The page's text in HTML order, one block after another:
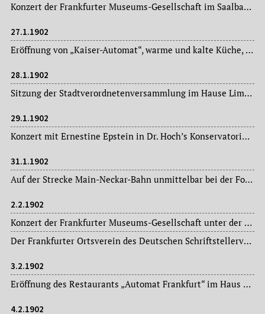
Konzert der Frankfurter Museums-Gesellschaft im Saalbau unter der Leitung des Kapellmeisters Gustav Kogel.
27.1.1902
Eröffnung von „Kaiser-Automat“, warme und kalte Küche, Kaiserstraße 69/Ecke Moselstraße.
28.1.1902
Sitzung der Stadtverordnetenversammlung im Hause Limpurg: Magistratsvorlagen, Ausschussberichte.
29.1.1902
Konzert mit Ernestine Epstein in Dr. Hoch’s Konservatorium.
31.1.1902
Auf der Strecke Main-Neckar-Bahn unmittelbar bei der Forsthausstraße werden zwei Rottenarbeiter von einem Personenzug erfasst und dabei tödlich verletzt.
2.2.1902
Konzert der Frankfurter Museums-Gesellschaft unter der Leitung des Kapellmeisters Gustav Kogel.
Der Frankfurter Ortsverein des Deutschen Schriftstellerverbandes gedenkt im Saal der Restauration Wolf im Rahmen eines Gesellschaftsabend an den 150. Geburtstag des Frankfurter Dichters Friedrich Maximilian von Klinger (1752-1831) (siehe auch Eintrag vom 18.02. d. J.).
3.2.1902
Eröffnung des Restaurants „Automat Frankfurt“ im Haus der Firma „Cohn jr.“.
4.2.1902